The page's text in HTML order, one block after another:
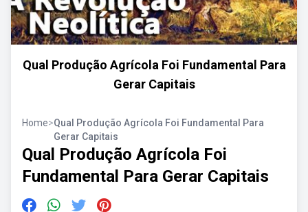
Qual Produção Agrícola Foi Fundamental Para
Gerar Capitais
Home>Qual Produção Agrícola Foi Fundamental Para
Gerar Capitais
Qual Produção Agrícola Foi
Fundamental Para Gerar Capitais